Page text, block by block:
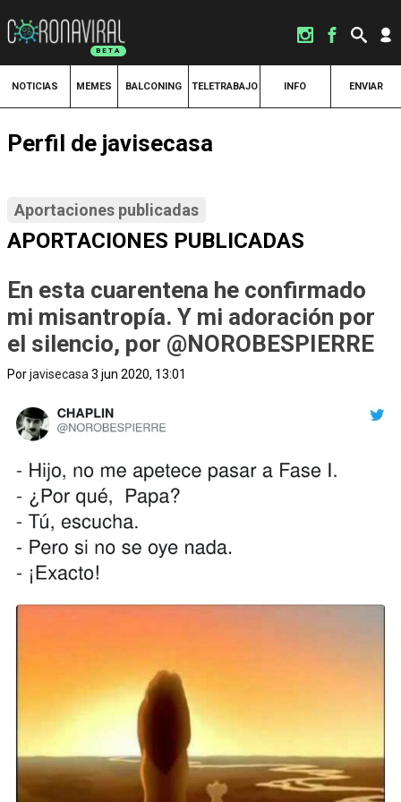
NOTICIAS MEMES BALCONING TELETRABAJO INFO ENVIAR
Perfil de javisecasa
Aportaciones publicadas
APORTACIONES PUBLICADAS
En esta cuarentena he confirmado
mi misantropía. Y mi adoración por
el silencio, por @NOROBESPIERRE
Porjavisecasa 3 jun 2020, 13:01